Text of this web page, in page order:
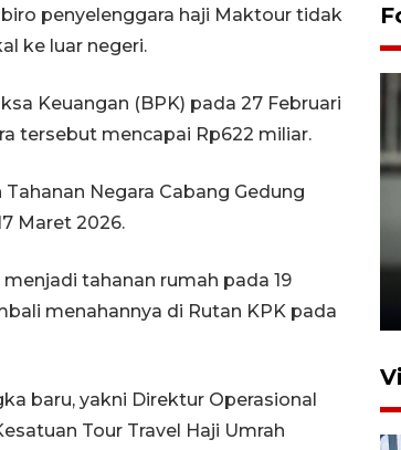
penyelenggara haji Maktour tidak
ke luar negeri.
Keuangan (BPK) pada 27 Februari
tersebut mencapai Rp622 miliar.
Negara Cabang Gedung
Maret 2026.
tahanan rumah pada 19
menahannya di Rutan KPK pada
baru, yakni Direktur Operasional
Tour Travel Haji Umrah
terluas di Indonesia
22 Juli 2026 10:51